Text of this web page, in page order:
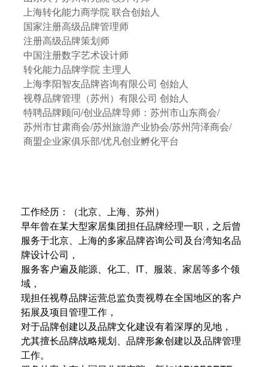
上海转化能力商学院 联合创始人
国家注册高级品牌管理师
注册高级品牌策划师
中国注册数字艺术设计师
转化能力品牌学院 主理人
上海李阳智友品牌咨询有限公司 创始人
视尊品牌管理（苏州）有限公司 创始人
特聘品牌顾问/创业品牌导师：苏州市山东商会/
苏州市甘肃商会/苏州旅游产业协会/苏州菏泽商会/
商盟企业家俱乐部/优凡创业孵化平台
工作经历：（北京、上海、苏州）
早年曾在某大型家居集团担任品牌经理一职，之后曾
服务于北京、上海的多家品牌咨询公司及台湾知名品
牌设计公司，
服务客户遍及能源、化工、IT、服装、家居等多个领
域，
现担任视尊品牌运营总监负责视尊在全国地区的客户
拓展及项目管理工作，
对于品牌创建以及品牌文化建设有着深厚的见地，
尤其擅长品牌战略规划、品牌形象创建以及品牌管理
工作。